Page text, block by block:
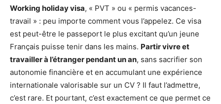
Working holiday visa, « PVT » ou « permis vacances-
travail » : peu importe comment vous l’appelez. Ce visa
est peut-être le passeport le plus excitant qu’un jeune
Français puisse tenir dans les mains. Partir vivre et
travailler à l’étranger pendant un an, sans sacrifier son
autonomie financière et en accumulant une expérience
internationale valorisable sur un CV ? Il faut l’admettre,
c’est rare. Et pourtant, c’est exactement ce que permet ce